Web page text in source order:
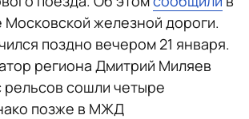
железной дороги.
поздно вечером 21 января.
региона Дмитрий Миляев
рельсов сошли четыре
позже в МЖД